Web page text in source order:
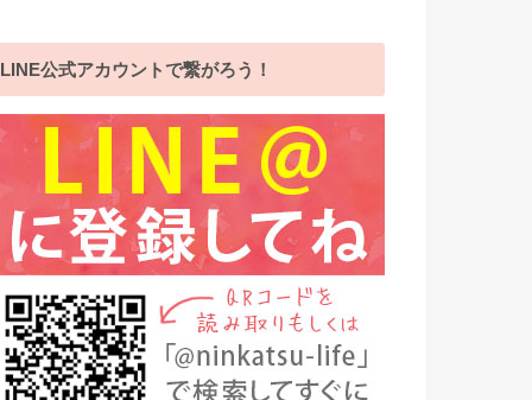
LINE公式アカウントで繋がろう！